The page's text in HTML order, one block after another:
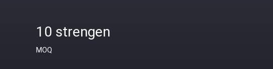
10 strengen
MOQ